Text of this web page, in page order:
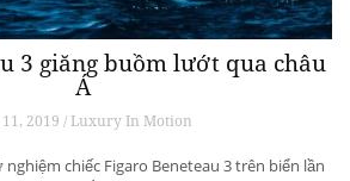
3 giăng buồm lướt qua châu
Á
2019 / Luxury In Motion
chiếc Figaro Beneteau 3 trên biển lần